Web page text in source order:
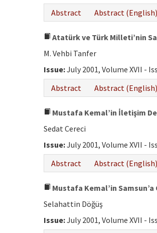
Abstract
Abstract (English)
Atatürk ve Türk Milleti’nin
M. Vehbi Tanfer
Issue:July 2001, Volume XVII -
Abstract
Abstract (English)
Mustafa Kemal’in İletişim
Sedat Cereci
Issue:July 2001, Volume XVII -
Abstract
Abstract (English)
Mustafa Kemal’in Samsun’a
Selahattin Döğüş
Issue:July 2001, Volume XVII -